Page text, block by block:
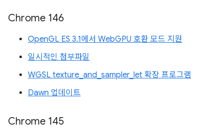
Chrome 146
OpenGL ES 3.1에서 WebGPU 호환 모드 지원
일시적인 첨부파일
WGSL texture_and_sampler_let 확장 프로그램
Dawn 업데이트
Chrome 145